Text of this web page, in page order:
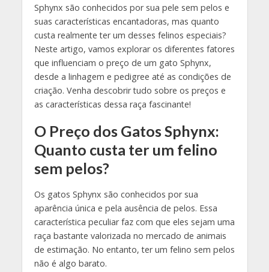
Sphynx são conhecidos por sua pele sem pelos e
suas características encantadoras, mas quanto
custa realmente ter um desses felinos especiais?
Neste artigo, vamos explorar os diferentes fatores
que influenciam o preço de um gato Sphynx,
desde a linhagem e pedigree até as condições de
criação. Venha descobrir tudo sobre os preços e
as características dessa raça fascinante!
O Preço dos Gatos Sphynx:
Quanto custa ter um felino
sem pelos?
Os gatos Sphynx são conhecidos por sua
aparência única e pela ausência de pelos. Essa
característica peculiar faz com que eles sejam uma
raça bastante valorizada no mercado de animais
de estimação. No entanto, ter um felino sem pelos
não é algo barato.